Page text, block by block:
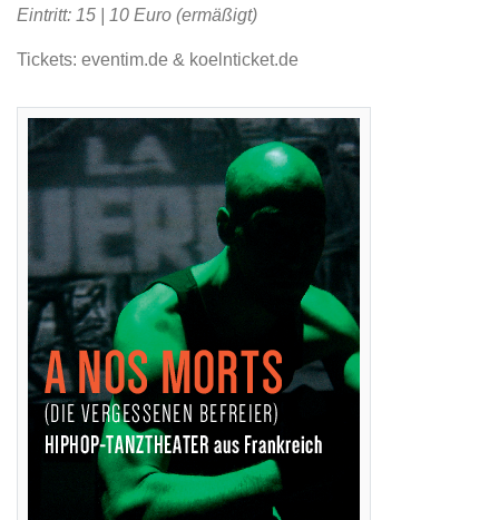
Eintritt: 15 | 10 Euro (ermäßigt)
Tickets: eventim.de & koelnticket.de